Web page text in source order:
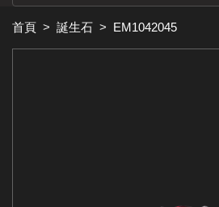
首頁 > 誕生石 > EM1042045